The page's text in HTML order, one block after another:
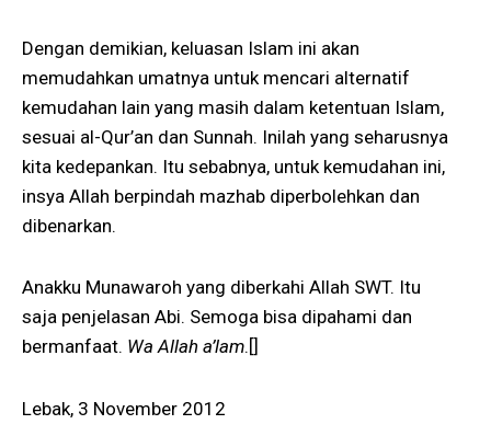
Dengan demikian, keluasan Islam ini akan
memudahkan umatnya untuk mencari alternatif
kemudahan lain yang masih dalam ketentuan Islam,
sesuai al-Qur’an dan Sunnah. Inilah yang seharusnya
kita kedepankan. Itu sebabnya, untuk kemudahan ini,
insya Allah berpindah mazhab diperbolehkan dan
dibenarkan.
Anakku Munawaroh yang diberkahi Allah SWT. Itu
saja penjelasan Abi. Semoga bisa dipahami dan
bermanfaat. Wa Allah a’lam.[]
Lebak, 3 November 2012